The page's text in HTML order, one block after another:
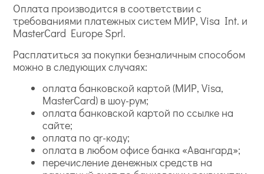
Оплата производится в соответствии с
требованиями платежных систем МИР, Visa Int. и
MasterCard Europe Sprl.
Расплатиться за покупки безналичным способом
можно в следующих случаях:
оплата банковской картой (МИР, Visa,
MasterCard) в шоу-рум;
оплата банковской картой по ссылке на
сайте;
оплата по qr-коду;
оплата в любом офисе банка «Авангард»;
перечисление денежных средств на